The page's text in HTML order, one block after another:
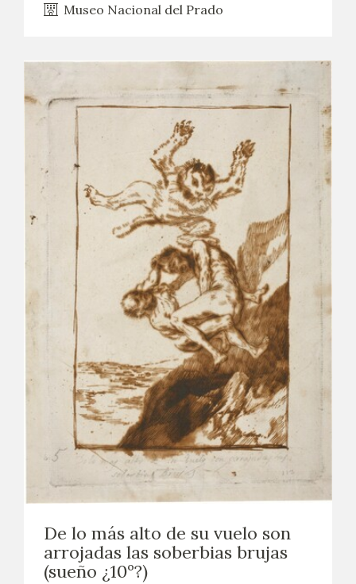
Museo Nacional del Prado
De lo más alto de su vuelo son
arrojadas las soberbias brujas
(sueño ¿10º?)